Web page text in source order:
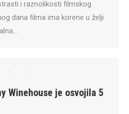
i raznolikosti filmskog
dana filma ima korene u želji
Winehouse je osvojila 5